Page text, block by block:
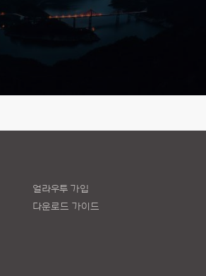
얼라우투 가입
다운로드 가이드